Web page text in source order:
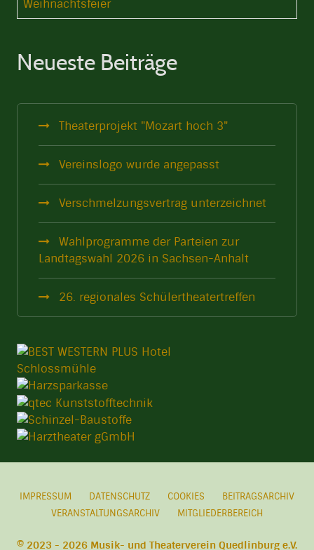
Weihnachtsfeier
Neueste Beiträge
Theaterprojekt "Mozart hoch 3"
Vereinslogo wurde angepasst
Verschmelzungsvertrag unterzeichnet
Wahlprogramme der Parteien zur
Landtagswahl 2026 in Sachsen-Anhalt
26. regionales Schülertheatertreffen
IMPRESSUM DATENSCHUTZ COOKIES
BEITRAGSARCHIV
VERANSTALTUNGSARCHIV
MITGLIEDERBEREICH
© 2023 - 2026 Musik- und Theaterverein Quedlinburg e.V.